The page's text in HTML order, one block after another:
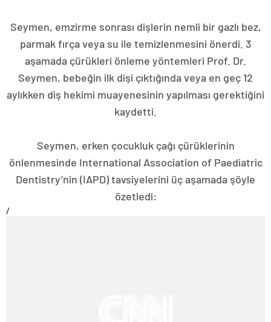
Seymen, emzirme sonrası dişlerin nemli bir gazlı bez,
parmak fırça veya su ile temizlenmesini önerdi. 3
aşamada çürükleri önleme yöntemleri Prof. Dr.
Seymen, bebeğin ilk dişi çıktığında veya en geç 12
aylıkken diş hekimi muayenesinin yapılması gerektiğini
kaydetti.
Seymen, erken çocukluk çağı çürüklerinin
önlenmesinde International Association of Paediatric
Dentistry’nin (IAPD) tavsiyelerini üç aşamada şöyle
özetledi:
/